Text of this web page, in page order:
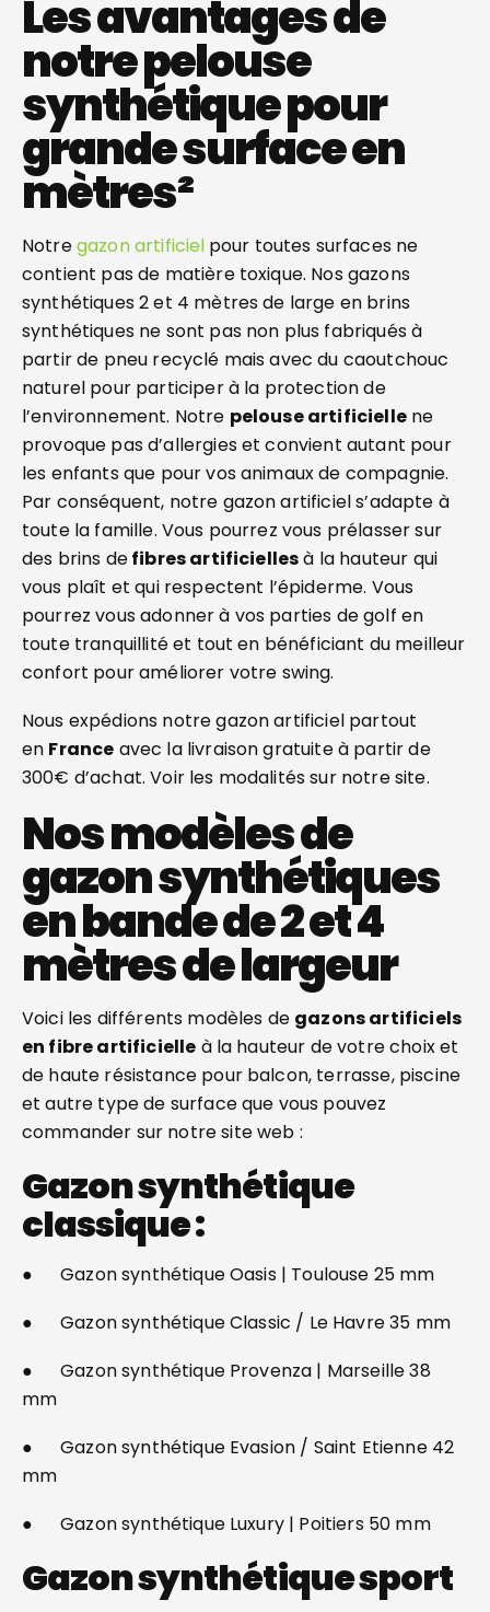
Les avantages de
notre pelouse
synthétique pour
grande surface en
mètres²
Notregazon artificiel pour toutes surfaces ne
contient pas de matière toxique. Nos gazons
synthétiques 2 et 4 mètres de large en brins
synthétiques ne sont pas non plus fabriqués à
partir de pneu recyclé mais avec du caoutchouc
naturel pour participer à la protection de
l’environnement. Notre pelouse artificiellene
provoque pas d’allergies et convient autant pour
les enfants que pour vos animaux de compagnie.
Par conséquent, notre gazon artificiel s’adapte à
toute la famille. Vous pourrez vous prélasser sur
des brins defibres artificiellesà la hauteur qui
vous plaît et qui respectent l’épiderme. Vous
pourrez vous adonner à vos parties de golf en
toute tranquillité et tout en bénéficiant du meilleur
confort pour améliorer votre swing.
Nous expédions notre gazon artificiel partout
en France avec la livraison gratuite à partir de
300€ d’achat. Voir les modalités sur notre site.
Nos modèles de
gazon synthétiques
en bande de 2 et 4
mètres de largeur
Voici les différents modèles de gazons artificiels
en fibre artificielle à la hauteur de votre choix et
de haute résistance pour balcon, terrasse, piscine
et autre type de surface que vous pouvez
commander sur notre site web :
Gazon synthétique
classique :
● Gazon synthétique Oasis | Toulouse 25 mm
● Gazon synthétique Classic / Le Havre 35 mm
● Gazon synthétique Provenza | Marseille 38
mm
● Gazon synthétique Evasion / Saint Etienne 42
mm
● Gazon synthétique Luxury | Poitiers 50 mm
Gazon synthétique sport